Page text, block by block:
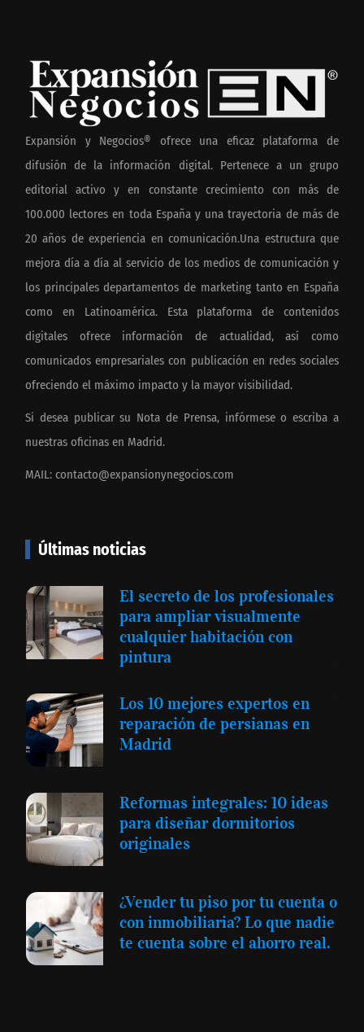
Expansión y Negocios® ofrece una eficaz plataforma de
difusión de la información digital. Pertenece a un grupo
editorial activo y en constante crecimiento con más de
100.000 lectores en toda España y una trayectoria de más de
20 años de experiencia en comunicación.Una estructura que
mejora día a día al servicio de los medios de comunicación y
los principales departamentos de marketing tanto en España
como en Latinoamérica. Esta plataforma de contenidos
digitales ofrece información de actualidad, así como
comunicados empresariales con publicación en redes sociales
ofreciendo el máximo impacto y la mayor visibilidad.
Si desea publicar su Nota de Prensa, infórmese o escriba a
nuestras oficinas en Madrid.
MAIL: contacto@expansionynegocios.com
Últimas noticias
El secreto de los profesionales
para ampliar visualmente
cualquier habitación con
pintura
Los 10 mejores expertos en
reparación de persianas en
Madrid
Reformas integrales: 10 ideas
para diseñar dormitorios
originales
¿Vender tu piso por tu cuenta o
con inmobiliaria? Lo que nadie
te cuenta sobre el ahorro real.